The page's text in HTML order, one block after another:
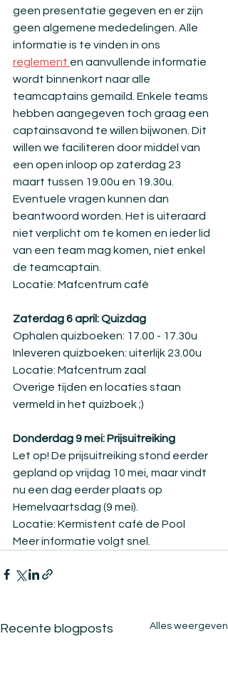
geen presentatie gegeven en er zijn
geen algemene mededelingen. Alle
informatie is te vinden in ons
reglement en aanvullende informatie
wordt binnenkort naar alle
teamcaptains gemaild. Enkele teams
hebben aangegeven toch graag een
captainsavond te willen bijwonen. Dit
willen we faciliteren door middel van
een open inloop op zaterdag 23
maart tussen 19.00u en 19.30u.
Eventuele vragen kunnen dan
beantwoord worden. Het is uiteraard
niet verplicht om te komen en ieder lid
van een team mag komen, niet enkel
de teamcaptain.
Locatie: Mafcentrum café
Zaterdag 6 april: Quizdag
Ophalen quizboeken: 17.00 - 17.30u
Inleveren quizboeken: uiterlijk 23.00u
Locatie: Mafcentrum zaal
Overige tijden en locaties staan
vermeld in het quizboek ;)
Donderdag 9 mei: Prijsuitreiking
Let op! De prijsuitreiking stond eerder
gepland op vrijdag 10 mei, maar vindt
nu een dag eerder plaats op
Hemelvaartsdag (9 mei).
Locatie: Kermistent café de Pool
Meer informatie volgt snel.
Recente blogposts Alles weergeven